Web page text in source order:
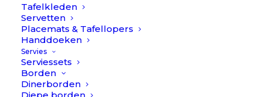
Tafelkleden
Servetten
Placemats & Tafellopers
Handdoeken
Servies
Serviessets
Borden
Dinerborden
Nougat Kleine kom – Beige
// Pomax
Waardering
op
gebaseerd
(1klantbeoordeling)
Product